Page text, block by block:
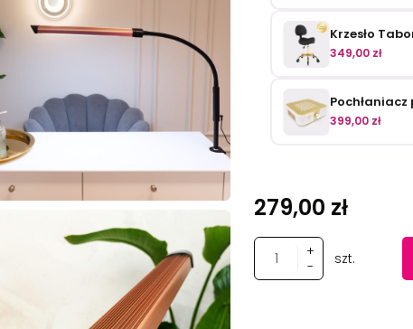
279,00 zł
+
-
szt.
349,00 zł
Pochłaniacz
399,00 zł